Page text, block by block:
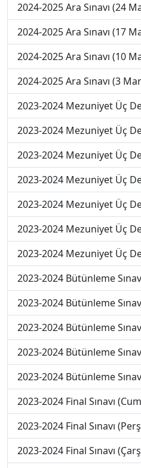
2024-2025 Ara Sınavı (24
2024-2025 Ara Sınavı (17
2024-2025 Ara Sınavı (10
2024-2025 Ara Sınavı (3
2023-2024 Mezuniyet Üç
2023-2024 Mezuniyet Üç
2023-2024 Mezuniyet Üç
2023-2024 Mezuniyet Üç
2023-2024 Mezuniyet Üç
2023-2024 Mezuniyet Üç
2023-2024 Mezuniyet Üç
2023-2024 Bütünleme
2023-2024 Bütünleme
2023-2024 Bütünleme
2023-2024 Bütünleme
2023-2024 Bütünleme
2023-2024 Final Sınavı
2023-2024 Final Sınavı
2023-2024 Final Sınavı